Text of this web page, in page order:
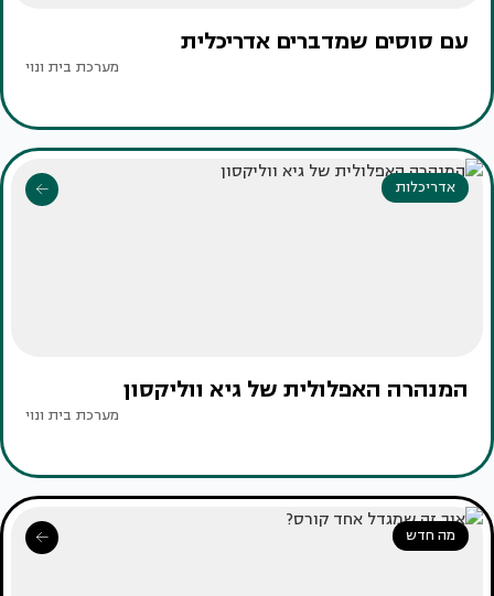
עם סוסים שמדברים אדריכלית
מערכת בית ונוי
אדריכלות
המנהרה האפלולית של גיא ווליקסון
מערכת בית ונוי
מה חדש